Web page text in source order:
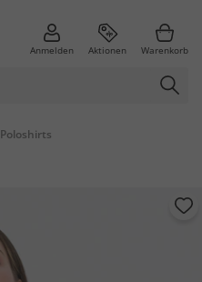
Anmelden Aktionen Warenkorb
Poloshirts